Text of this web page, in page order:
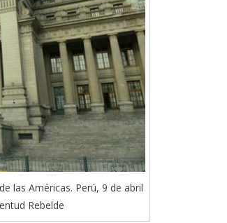
las Américas. Perú, 9 de abril
Rebelde